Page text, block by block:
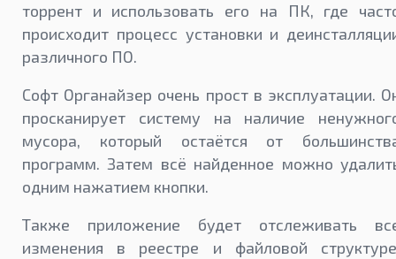
торрент и использовать его на ПК, где
происходит процесс установки и
различного ПО.
Софт Органайзер очень прост в эксплуатации.
просканирует систему на наличие
мусора, который остаётся от
программ. Затем всё найденное можно
одним нажатием кнопки.
Также приложение будет отслеживать
изменения в реестре и файловой